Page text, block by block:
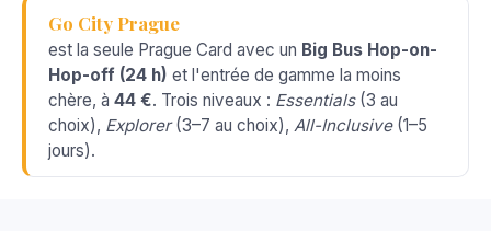
Go City Prague
est la seule Prague Card avec un Big Bus Hop-on-
Hop-off (24 h) et l'entrée de gamme la moins
chère, à 44 €. Trois niveaux : Essentials(3 au
choix), Explorer(3–7 au choix), All-Inclusive(1–5
jours).